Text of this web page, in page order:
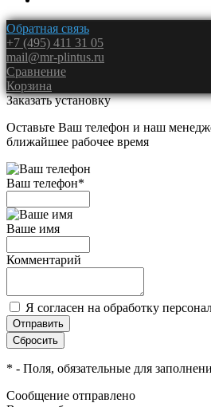
Обратная связь
+7 (495) 411 31 05
mail@mr-plintus.ru
Сравнение
Корзина
Заказать установку
Оставьте Ваш телефон и наш
ближайшее рабочее время
Ваш телефон*
Ваше имя
Комментарий
Я согласен на обработку
* - Поля, обязательные для
Сообщение отправлено